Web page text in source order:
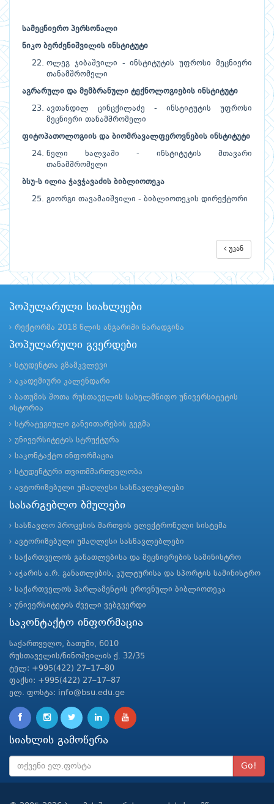
სამეცნიერო პერსონალი
ნიკო ბერძენიშვილის ინსტიტუტი
ოლეგ ჯიბაშვილი - ინსტიტუტის უფროსი მეცნიერი
თანამშრომელი
აგრარული და მემბრანული ტექნოლოგიების ინსტიტუტი
ავთანდილ ცინცქილაძე - ინსტიტუტის უფროსი
მეცნიერი თანამშრომელი
ფიტოპათოლოგიის და ბიომრავალფეროვნების ინსტიტუტი
ნელი ხალვაში - ინსტიტუტის მთავარი
თანამშრომელი
ბსუ-ს ილია ჭავჭავაძის ბიბლიოთეკა
გიორგი თავამაიშვილი - ბიბლიოთეკის დირექტორი
უკან
პოპულარული სიახლეები
რექტორმა 2018 წლის ანგარიში წარადგინა
პოპულარული გვერდები
სტუდენტთა გზამკვლევი
აკადემიური კალენდარი
ბათუმის შოთა რუსთაველის სახელმწიფო უნივერსიტეტის
ისტორია
სტრატეგიული განვითარების გეგმა
უნივერსიტეტის სტრუქტურა
საკონტაქტო ინფორმაცია
სტუდენტური თვითმმართველობა
ავტორიზებული უმაღლესი სასწავლებლები
სასარგებლო ბმულები
სასწავლო პროცესის მართვის ელექტრონული სისტემა
ავტორიზებული უმაღლესი სასწავლებლები
საქართველოს განათლებისა და მეცნიერების სამინისტრო
აჭარის ა.რ. განათლების, კულტურისა და სპორტის სამინისტრო
საქართველოს პარლამენტის ეროვნული ბიბლიოთეკა
უნივერსიტეტის ძველი ვებგვერდი
საკონტაქტო ინფორმაცია
საქართველო, ბათუმი, 6010
რუსთაველის/ნინოშვილის ქ. 32/35
ტელ: +995(422) 27–17–80
ფაქსი: +995(422) 27–17–87
ელ. ფოსტა: info@bsu.edu.ge
სიახლის გამოწერა
Go!